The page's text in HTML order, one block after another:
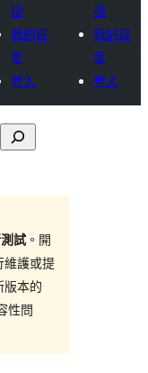
掛
我的最
愛
登入
掛
我的最
愛
登入
試 。開
維護或提
版本的
性問